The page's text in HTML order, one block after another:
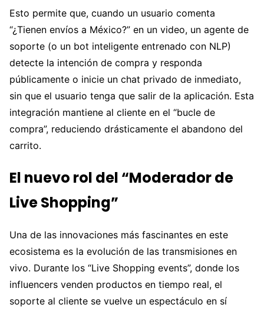
Esto permite que, cuando un usuario comenta
“¿Tienen envíos a México?” en un video, un agente de
soporte (o un bot inteligente entrenado con NLP)
detecte la intención de compra y responda
públicamente o inicie un chat privado de inmediato,
sin que el usuario tenga que salir de la aplicación. Esta
integración mantiene al cliente en el “bucle de
compra”, reduciendo drásticamente el abandono del
carrito.
El nuevo rol del “Moderador de
Live Shopping”
Una de las innovaciones más fascinantes en este
ecosistema es la evolución de las transmisiones en
vivo. Durante los “Live Shopping events”, donde los
influencers venden productos en tiempo real, el
soporte al cliente se vuelve un espectáculo en sí